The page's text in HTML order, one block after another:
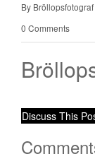
By
0 Comments
Discuss This